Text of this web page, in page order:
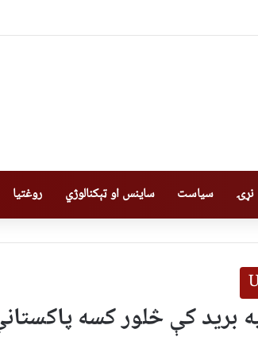
نړۍ سیاست ساینس او ټېکنالوژي روغتیا
برید کې څلور کسه